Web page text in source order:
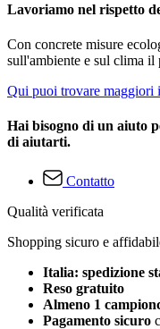
Lavoriamo nel rispetto
Con concrete misure
sull'ambiente e sul clima il
Qui puoi trovare maggiori
Hai bisogno di un aiuto
di aiutarti.
Contatto
Qualità verificata
Shopping sicuro e
Italia: spedizione
Reso gratuito
Almeno 1
Pagamento sicuro